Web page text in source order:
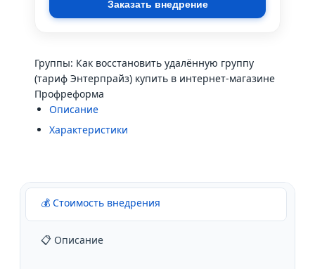
Заказать внедрение
Группы: Как восстановить удалённую группу
(тариф Энтерпрайз) купить в интернет-магазине
Профреформа
Описание
Характеристики
💰 Стоимость внедрения
📋 Описание